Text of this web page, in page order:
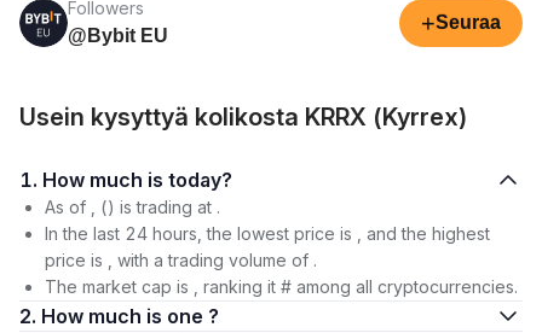
Followers
@Bybit EU
+Seuraa
Usein kysyttyä kolikosta KRRX (Kyrrex)
1. How much is today?
As of , () is trading at .
In the last 24 hours, the lowest price is , and the highest
price is , with a trading volume of .
The market cap is , ranking it # among all cryptocurrencies.
2. How much is one ?